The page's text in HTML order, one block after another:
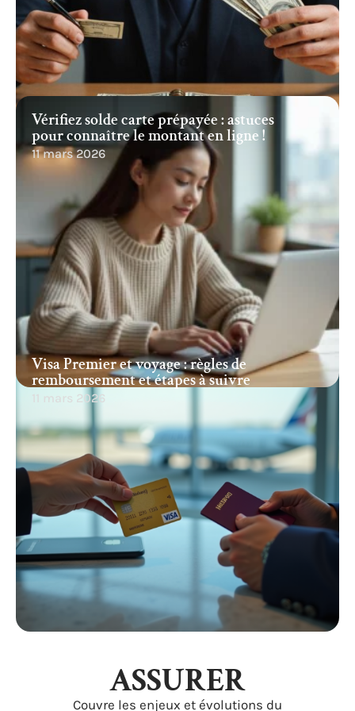
Visa Premier et voyage : règles de
remboursement et étapes à suivre
11 mars 2026
Vérifiez solde carte prépayée : astuces
pour connaître le montant en ligne !
11 mars 2026
ASSURER
Couvre les enjeux et évolutions du